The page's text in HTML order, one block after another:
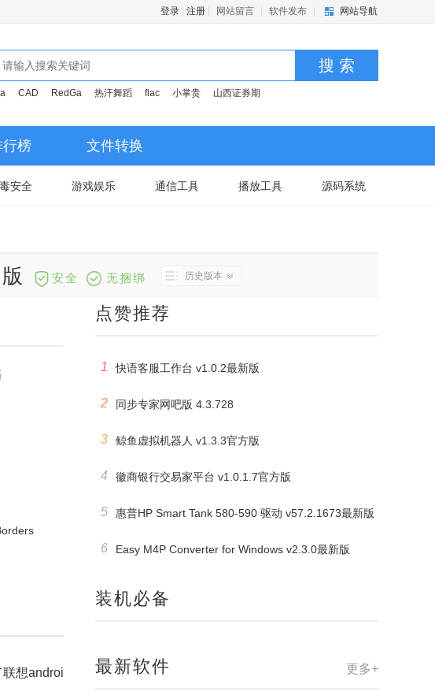
登录 注册 网站留言 软件发布 网站导航
搜 索
CAD RedGa 热汗舞蹈 flac 小掌贵 山西证券期
行榜 文件转换
安全 游戏娱乐 通信工具 播放工具 源码系统
安全 无捆绑 历史版本
想androi
点赞推荐
1 快语客服工作台 v1.0.2最新版
2 同步专家网吧版 4.3.728
3 鲸鱼虚拟机器人 v1.3.3官方版
4 徽商银行交易家平台 v1.0.1.7官方版
5 惠普HP Smart Tank 580-590 驱动 v57.2.1673最新版
6 Easy M4P Converter for Windows v2.3.0最新版
装机必备
更多+
最新软件